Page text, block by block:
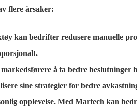
flere årsaker:
kan bedrifter redusere manuelle
å ta bedre
sine strategier for bedre
opplevelse. Med Martech kan